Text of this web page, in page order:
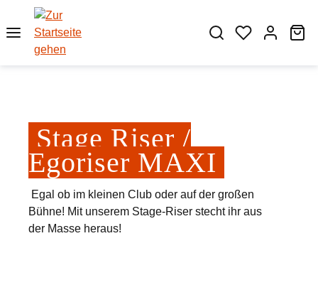
Zum Hauptinhalt springen
Stage Riser /
Egoriser MAXI
Egal ob im kleinen Club oder auf der großen
Bühne! Mit unserem Stage-Riser stecht ihr aus
der Masse heraus!